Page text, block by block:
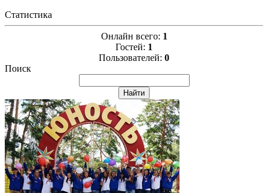
Статистика
Онлайн всего: 1
Гостей: 1
Пользователей: 0
Поиск